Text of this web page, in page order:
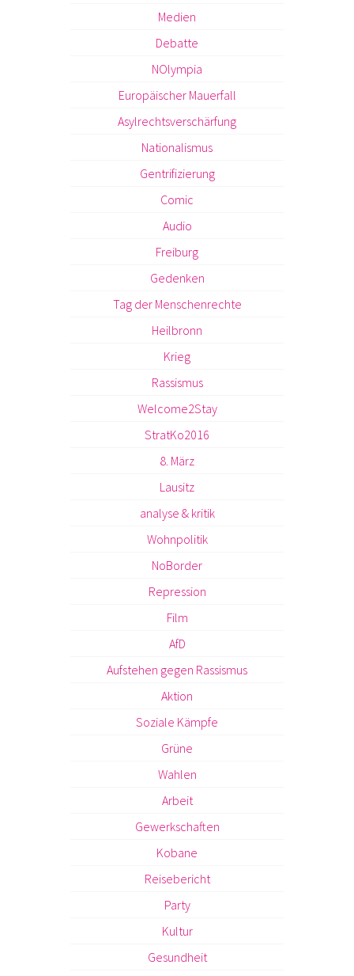
Medien
Debatte
NOlympia
Europäischer Mauerfall
Asylrechtsverschärfung
Nationalismus
Gentrifizierung
Comic
Audio
Freiburg
Gedenken
Tag der Menschenrechte
Heilbronn
Krieg
Rassismus
Welcome2Stay
StratKo2016
8. März
Lausitz
analyse & kritik
Wohnpolitik
NoBorder
Repression
Film
AfD
Aufstehen gegen Rassismus
Aktion
Soziale Kämpfe
Grüne
Wahlen
Arbeit
Gewerkschaften
Kobane
Reisebericht
Party
Kultur
Gesundheit